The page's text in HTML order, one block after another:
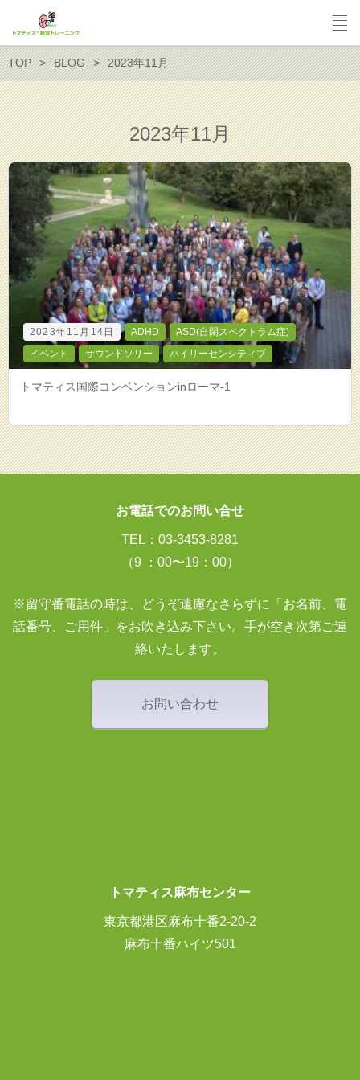
TOP BLOG 2023年11月
2023年11月
2023年11月14日 ADHD
ASD(自閉スペクトラム症)
イベント
サウンドソリー ハイリーセンシティブ
トマティス国際コンベンションinローマ-1
お電話でのお問い合せ
TEL：03-3453-8281
（9 ：00〜19：00）
※留守番電話の時は、どうぞ遠慮なさらずに「お名前、電
話番号、ご用件」をお吹き込み下さい。手が空き次第ご連
絡いたします。
お問い合わせ
トマティス麻布センター
東京都港区麻布十番2-20-2
麻布十番ハイツ501